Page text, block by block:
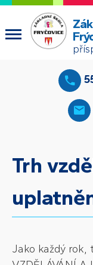
Trh
Jako každý rok,